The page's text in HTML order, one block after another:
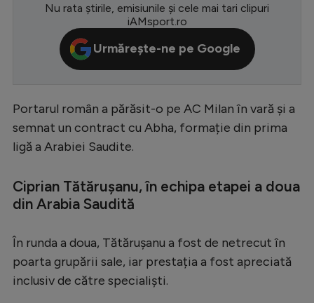
Conference League
CM 2026
Premier League
Serie A
Bundesliga
Campionate
EURO 2024
Stranieri
Nu rata știrile, emisiunile și cele mai tari clipuri
iAMsport.ro
Urmărește-ne pe Google
Portarul român a părăsit-o pe AC Milan în vară și a
semnat un contract cu Abha, formație din prima
ligă a Arabiei Saudite.
Ciprian Tătărușanu, în echipa etapei a doua
din Arabia Saudită
În runda a doua, Tătărușanu a fost de netrecut în
poarta grupării sale, iar prestația a fost apreciată
inclusiv de către specialiști.